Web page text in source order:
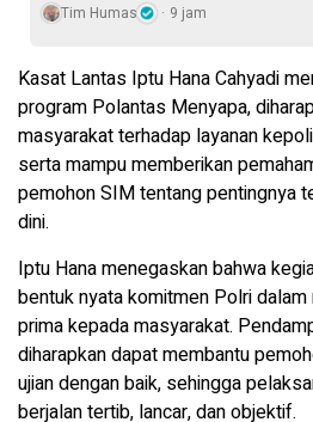
Tim Humas 9 jam
Kasat Lantas Iptu Hana Cahyadi
program Polantas Menyapa,
masyarakat terhadap layanan
serta mampu memberikan
pemohon SIM tentang pentingnya
dini.
Iptu Hana menegaskan bahwa
bentuk nyata komitmen Polri
prima kepada masyarakat.
diharapkan dapat membantu
ujian dengan baik, sehingga
berjalan tertib, lancar, dan objektif.